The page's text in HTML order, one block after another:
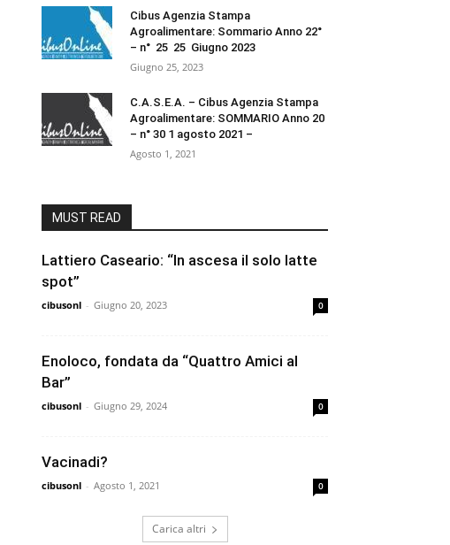
Cibus Agenzia Stampa
Agroalimentare: Sommario Anno 22°
– n° 25 25 Giugno 2023
Giugno 25, 2023
C.A.S.E.A. – Cibus Agenzia Stampa
Agroalimentare: SOMMARIO Anno 20
– n° 30 1 agosto 2021 –
Agosto 1, 2021
MUST READ
Lattiero Caseario: “In ascesa il solo latte
spot”
cibusonl - Giugno 20, 2023 0
Enoloco, fondata da “Quattro Amici al
Bar”
cibusonl - Giugno 29, 2024 0
Vacinadi?
cibusonl - Agosto 1, 2021 0
Carica altri